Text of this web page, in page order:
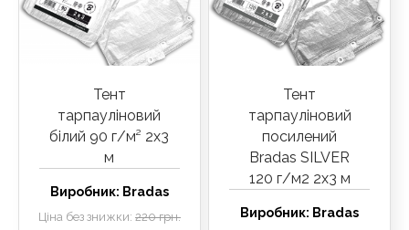
Тент
тарпауліновий
білий 90 г/м² 2х3
м
Виробник: Bradas
Ціна без знижки: 220 грн.
Тент
тарпауліновий
посилений
Bradas SILVER
120 г/м2 2х3 м
Виробник: Bradas